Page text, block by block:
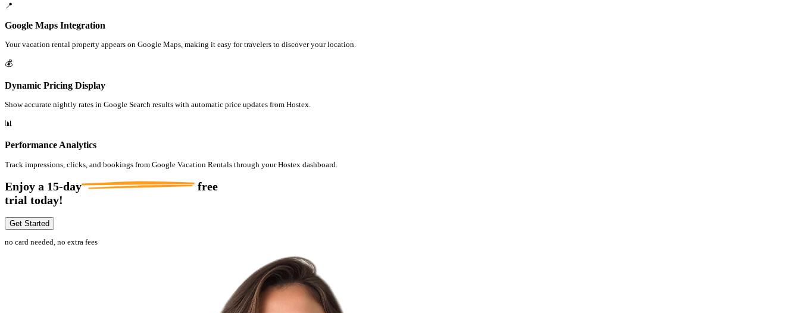
📍
Google Maps Integration
Your vacation rental property appears on Google Maps, making it easy for travelers to discover your location.
💰
Dynamic Pricing Display
Show accurate nightly rates in Google Search results with automatic price updates from Hostex.
📊
Performance Analytics
Track impressions, clicks, and bookings from Google Vacation Rentals through your Hostex dashboard.
Enjoy a 15-day
free
trial today!
Get Started
no card needed, no extra fees